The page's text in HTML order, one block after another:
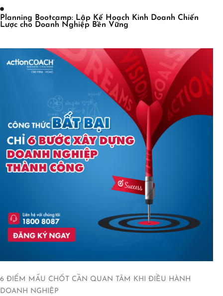
Planning Bootcamp: Lập Kế Hoạch Kinh Doanh Chiến
Lược cho Doanh Nghiệp Bền Vững
6 ĐIỂM MẤU CHỐT CẦN QUAN TÂM KHI ĐIỀU HÀNH
DOANH NGHIỆP